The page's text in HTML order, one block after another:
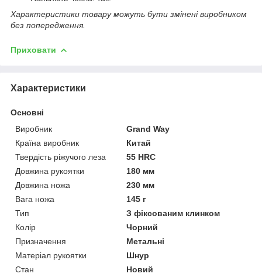
Характеристики товару можуть бути змінені виробником
без попередження.
Приховати
Характеристики
Основні
Виробник
Grand Way
Країна виробник
Китай
Твердість ріжучого леза
55 HRC
Довжина рукоятки
180 мм
Довжина ножа
230 мм
Вага ножа
145 г
Тип
З фіксованим клинком
Колір
Чорний
Призначення
Метальні
Матеріал рукоятки
Шнур
Стан
Новий